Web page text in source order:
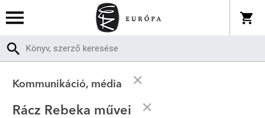
Kommunikáció, média
Rácz Rebeka művei